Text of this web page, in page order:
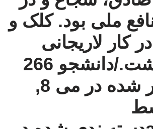
ملی بود. کلک و
کار لاریجانی
جایی نداشت./دانشجو 266
منتشر شده در می 8,